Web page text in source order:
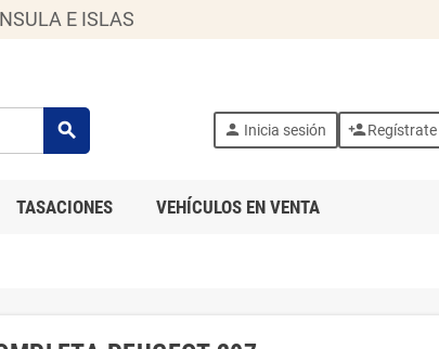
E ISLAS
search person Inicia sesión person_addRegístrate
TASACIONES VEHÍCULOS EN VENTA